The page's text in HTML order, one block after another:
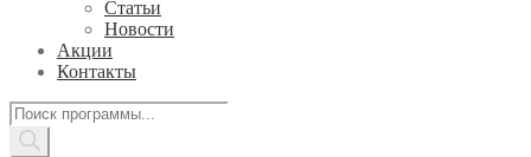
Статьи
Новости
Акции
Контакты
Поиск
товаров